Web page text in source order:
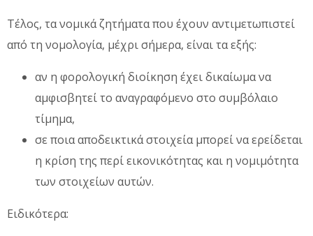
Τέλος, τα νομικά ζητήματα που έχουν αντιμετωπιστεί
από τη νομολογία, μέχρι σήμερα, είναι τα εξής:
αν η φορολογική διοίκηση έχει δικαίωμα να
αμφισβητεί το αναγραφόμενο στο συμβόλαιο
τίμημα,
σε ποια αποδεικτικά στοιχεία μπορεί να ερείδεται
η κρίση της περί εικονικότητας και η νομιμότητα
των στοιχείων αυτών.
Ειδικότερα: